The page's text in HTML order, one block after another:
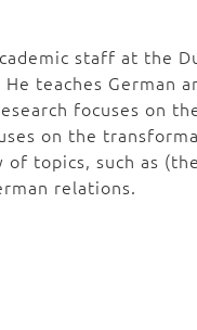
staff at the
teaches German
focuses on
on the
of topics, such as
relations.